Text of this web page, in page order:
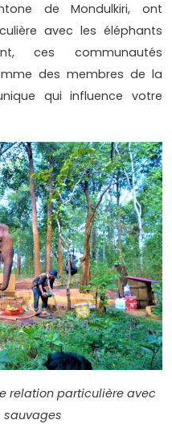
de Mondulkiri, ont
avec les éléphants
ces communautés
des membres de la
qui influence votre
relation particulière avec
sauvages